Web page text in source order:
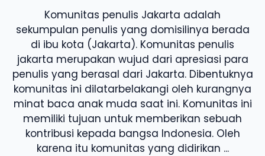
Komunitas penulis Jakarta adalah
sekumpulan penulis yang domisilinya berada
di ibu kota (Jakarta). Komunitas penulis
jakarta merupakan wujud dari apresiasi para
penulis yang berasal dari Jakarta. Dibentuknya
komunitas ini dilatarbelakangi oleh kurangnya
minat baca anak muda saat ini. Komunitas ini
memiliki tujuan untuk memberikan sebuah
kontribusi kepada bangsa Indonesia. Oleh
karena itu komunitas yang didirikan ...